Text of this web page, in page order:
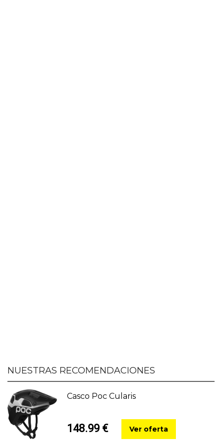
NUESTRAS RECOMENDACIONES
Casco Poc Cularis
148.99 € Ver oferta